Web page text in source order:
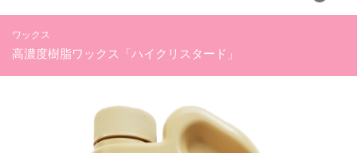
ワックス
高濃度樹脂ワックス「ハイクリスタード」